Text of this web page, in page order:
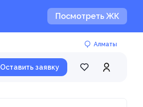
Посмотреть ЖК
Алматы
Оставить заявку